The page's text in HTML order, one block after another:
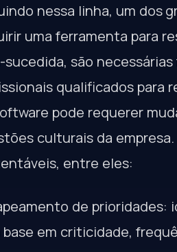
nessa linha, um dos
uma ferramenta para
sucedida, são
qualificados para
pode requerer
culturais da
entre eles:
de
base em criticidade,